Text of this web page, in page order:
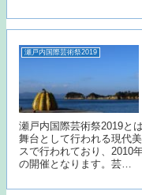
瀬戸内国際芸術祭2019
瀬戸内国際芸術祭2019と
舞台として行われる現代
スで行われており、2010
の開催となります。芸…